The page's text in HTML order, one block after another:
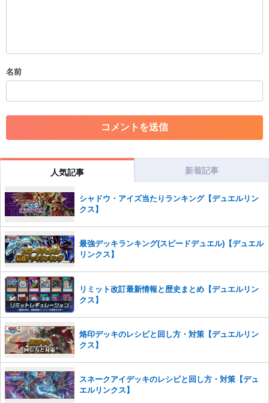
・一度削除された投稿を再び投稿すること
・アカウントの売買など金銭が絡む内容の投稿
・各ゲームのネタバレを含む内容の投稿
・その他、管理者が不適切と判断した投稿
だけますでしょうか。
※投稿内容を確認後、順次対応さ
せていただきます。ご了承ください。
※一度削除したコメントは復元ができませんのでご注意くだ
また、過度な利用規約の違反や、弊社に損害の及ぶ内容の書き込みがあ
った場合は、法的措置をとらせていただく場合もございますので、あら
かじめご理解くださいませ。
名前
人気記事 新着記事
シャドウ・アイズ当たりランキング【デュエルリン
クス】
最強デッキランキング(スピードデュエル)【デュエル
リンクス】
リミット改訂最新情報と歴史まとめ【デュエルリン
クス】
烙印デッキのレシピと回し方・対策【デュエルリン
クス】
スネークアイデッキのレシピと回し方・対策【デュ
エルリンクス】